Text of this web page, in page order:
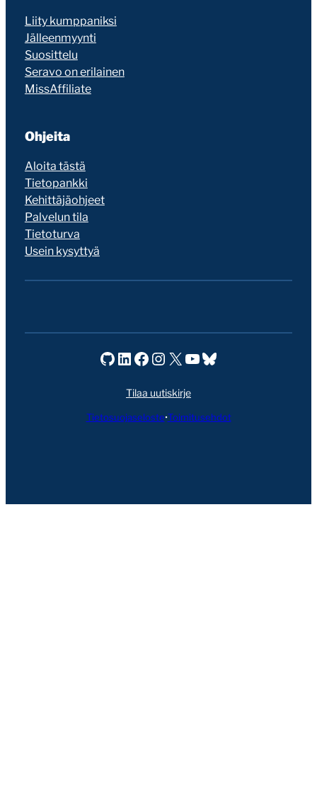
Liity kumppaniksi
Jälleenmyynti
Suosittelu
Seravo on erilainen
MissAffiliate
Ohjeita
Aloita tästä
Tietopankki
Kehittäjäohjeet
Palvelun tila
Tietoturva
Usein kysyttyä
Seravo GitHubissa
Seravo LinkedInissä
Seravo Facebookissa
Seravo Instagramissa
Seravo X:ssä
Seravo YouTubessa
Seravo Blueskyssa
Tilaa uutiskirje
Tietosuojaseloste•Toimitusehdot